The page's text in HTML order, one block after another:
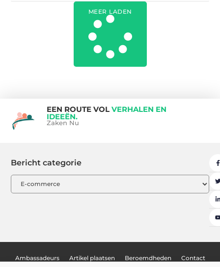
MEER LADEN
EEN ROUTE VOL VERHALEN EN
IDEEËN.
Zaken Nu
Bericht categorie
Ambassadeurs Artikel plaatsen Beroemdheden Contact